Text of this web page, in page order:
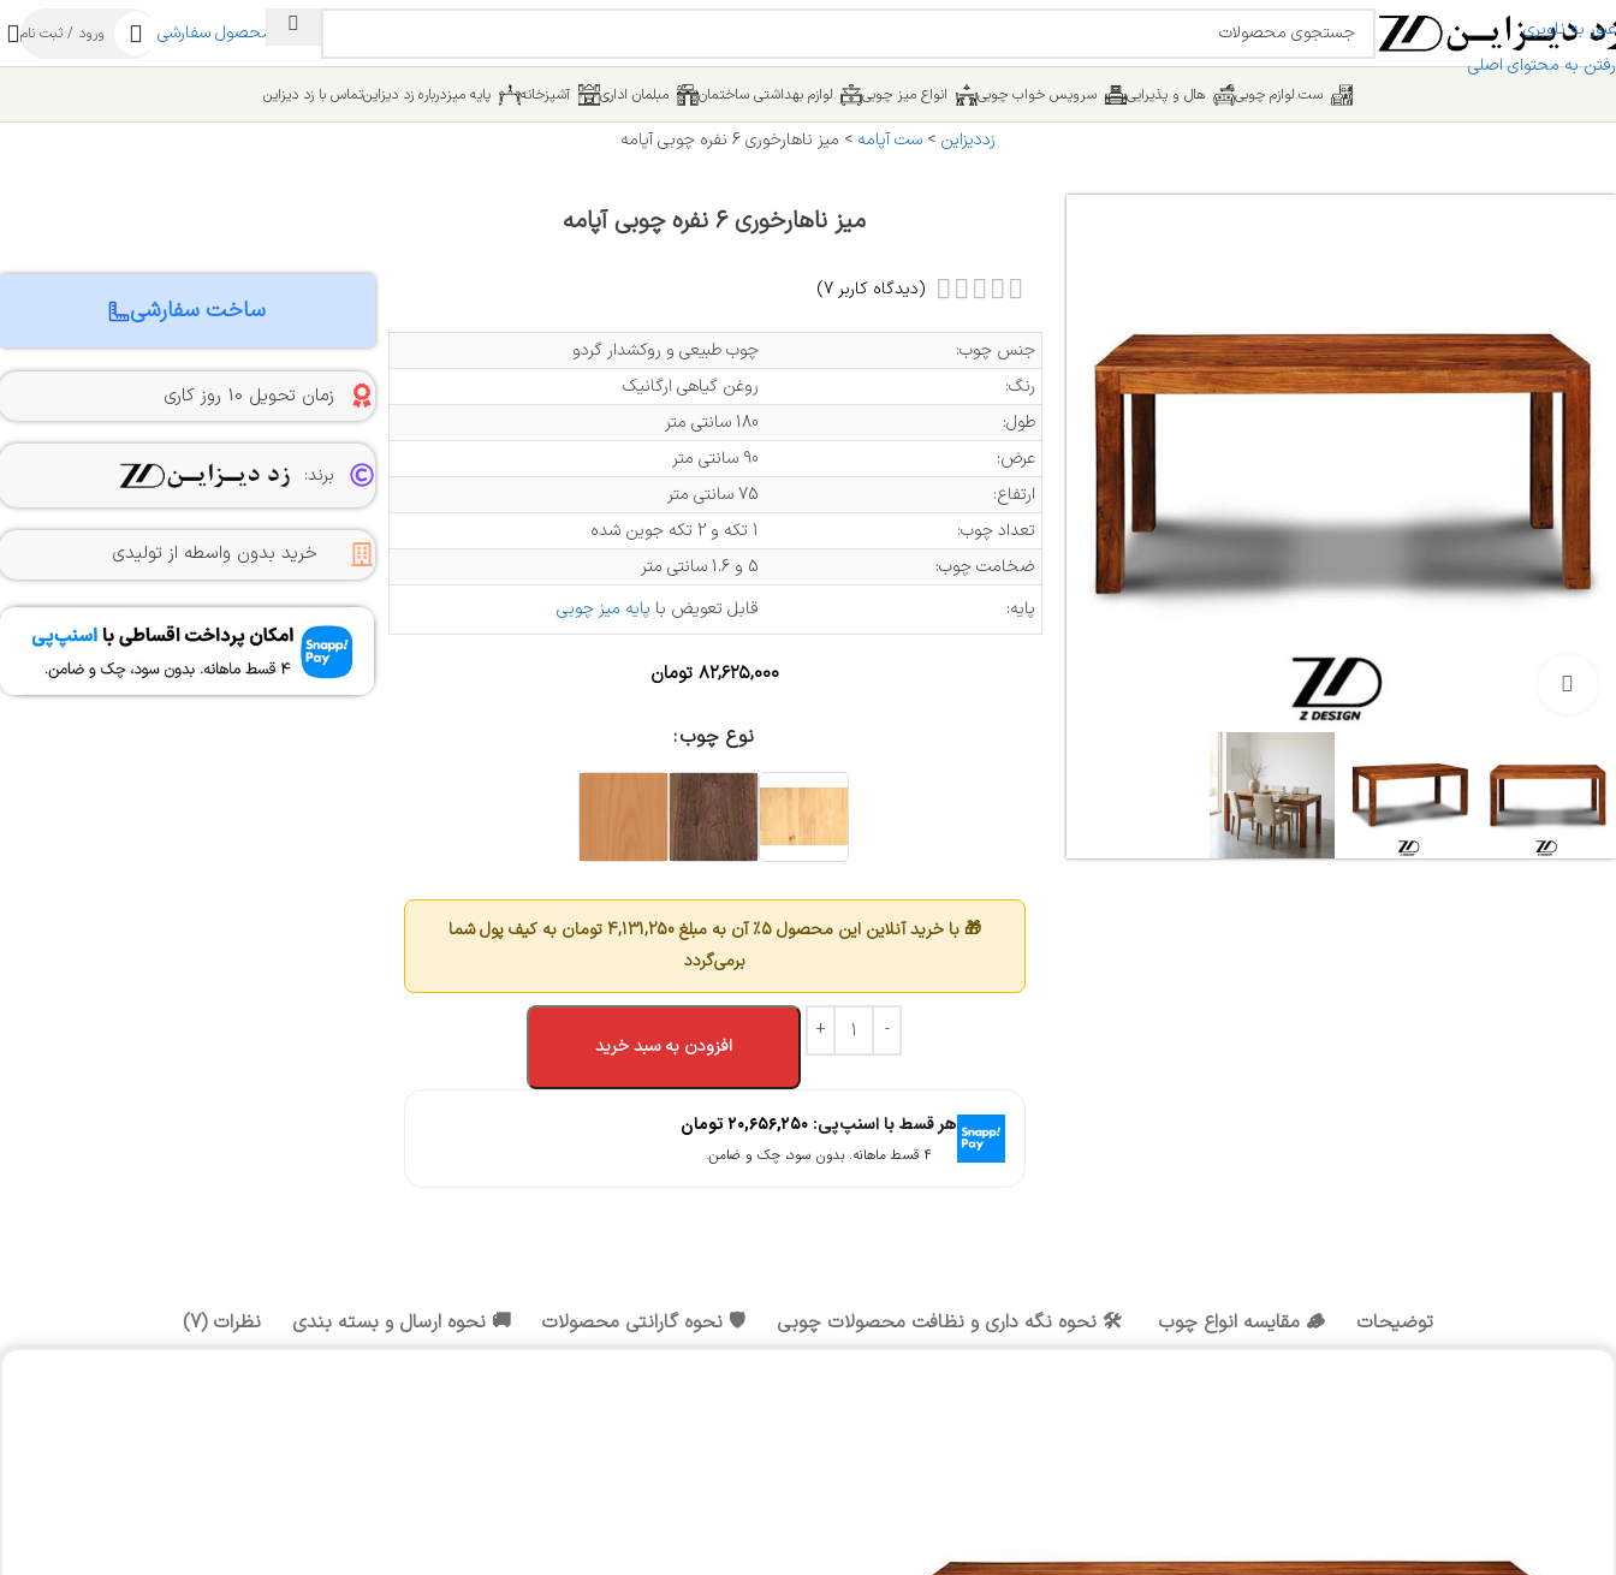
عبور به ناوبری
رفتن به محتوای اصلی
ساخت محصول سفارشی ورود / ثبت نام
ست لوازم چوبی هال و پذیرایی سرویس خواب چوبی انواع میز چوبی لوازم بهداشتی ساختمان مبلمان اداری آشپزخانه پایه میزدرباره زد دیزاینتماس با زد دیزاین
زددیزاین > ست آپامه > میز ناهارخوری 6 نفره چوبی آپامه
میز ناهارخوری 6 نفره چوبی آپامه
(دیدگاه کاربر7
)
جنس چوب:
چوب طبیعی و روکشدار گردو
رنگ:
روغن گیاهی ارگانیک
طول:
180 سانتی متر
عرض:
90 سانتی متر
ارتفاع:
75 سانتی متر
تعداد چوب:
1 تکه و 2 تکه جوین شده
ضخامت چوب:
5 و 1.6 سانتی متر
پایه:
قابل تعویض با پایه میز چوبی
۸۲,۶۲۵,۰۰۰ تومان
نوع چوب
🎁 با خرید آنلاین این محصول 5٪ آن به مبلغ 4,131,250تومان به کیف پول شما
برمی‌گردد
افزودن به سبد خرید
هر قسط با اسنپ‌پی:۲۰,۶۵۶,۲۵۰ تومان
۴ قسط ماهانه. بدون سود، چک و ضامن.
ساخت سفارشی
زمان تحویل 10 روز کاری
برند:
خرید بدون واسطه از تولیدی
توضیحات 🪵 مقایسه انواع چوب 🛠️ نحوه نگه داری و نظافت محصولات چوبی 🛡️ نحوه گارانتی محصولات 🚚 نحوه ارسال و بسته بندی نظرات (7)